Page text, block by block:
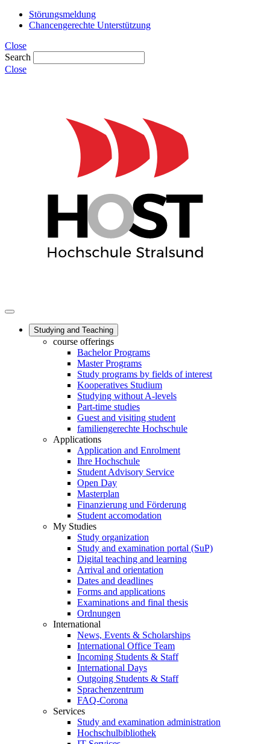
Störungsmeldung
Chancengerechte Unterstützung
Close
Search
Close
Studying and Teaching
course offerings
Bachelor Programs
Master Programs
Study programs by fields of interest
Kooperatives Studium
Studying without A-levels
Part-time studies
Guest and visiting student
familiengerechte Hochschule
Applications
Application and Enrolment
Ihre Hochschule
Student Advisory Service
Open Day
Masterplan
Finanzierung und Förderung
Student accomodation
My Studies
Study organization
Study and examination portal (SuP)
Digital teaching and learning
Arrival and orientation
Dates and deadlines
Forms and applications
Examinations and final thesis
Ordnungen
International
News, Events & Scholarships
International Office Team
Incoming Students & Staff
International Days
Outgoing Students & Staff
Sprachenzentrum
FAQ-Corona
Services
Study and examination administration
Hochschulbibliothek